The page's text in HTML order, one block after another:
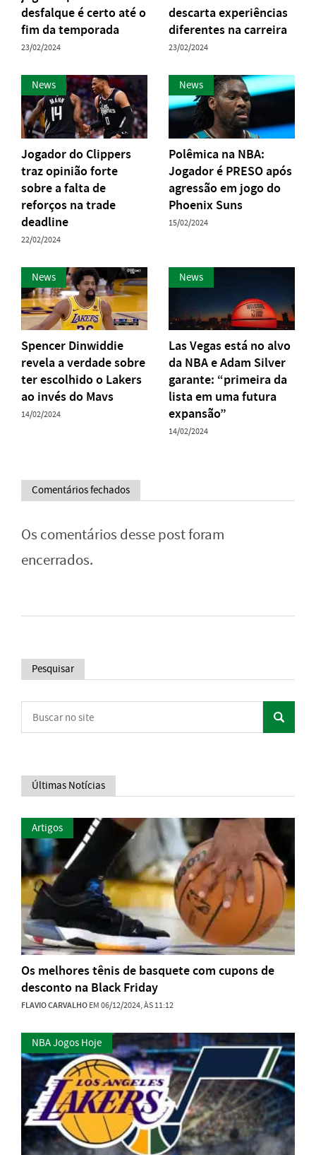
desfalque é certo até o
fim da temporada
23/02/2024
descarta experiências
diferentes na carreira
23/02/2024
News
Jogador do Clippers
traz opinião forte
sobre a falta de
reforços na trade
deadline
22/02/2024
News
Polêmica na NBA:
Jogador é PRESO após
agressão em jogo do
Phoenix Suns
15/02/2024
News
Spencer Dinwiddie
revela a verdade sobre
ter escolhido o Lakers
ao invés do Mavs
14/02/2024
News
Las Vegas está no alvo
da NBA e Adam Silver
garante: “primeira da
lista em uma futura
expansão”
14/02/2024
Comentários fechados
Os comentários desse post foram
encerrados.
Pesquisar
Últimas Notícias
Artigos
Os melhores tênis de basquete com cupons de
desconto na Black Friday
FLAVIO CARVALHOEM 06/12/2024, ÀS 11:12
NBA Jogos Hoje